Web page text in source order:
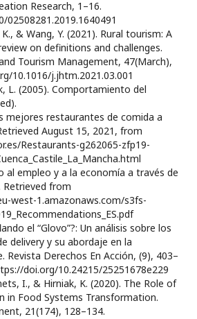
Research, 1–16.
& Wang, Y. (2021). Rural tourism: A
on definitions and challenges.
Tourism Management, 47(March),
10.1016/j.jhtm.2021.03.001
L. (2005). Comportamiento del
mejores restaurantes de comida a
August 15, 2021, from
Restaurants-g262065-zfp19-
al empleo y a la economía a través de
Retrieved from
west-1.amazonaws.com/s3fs-
el “Glovo”?: Un análisis sobre los
delivery y su abordaje en la
Revista Derechos En Acción, (9), 403–
doi.org/10.24215/25251678e229
I., & Hirniak, K. (2020). The Role of
in Food Systems Transformation.
21(174), 128–134.